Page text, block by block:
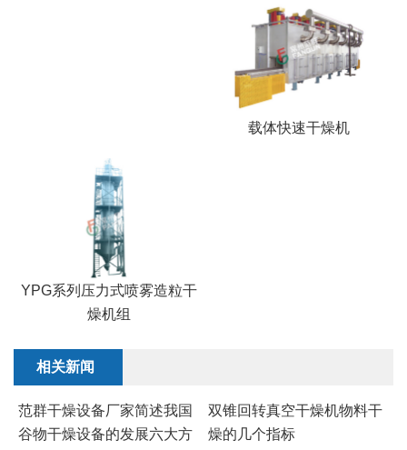
载体快速干燥机
YPG系列压力式喷雾造粒干
燥机组
相关新闻
范群干燥设备厂家简述我国
谷物干燥设备的发展六大方
双锥回转真空干燥机物料干
燥的几个指标